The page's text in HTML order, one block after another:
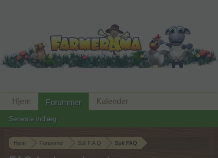
Hjem Forummer Spil F.A.Q Spil FAQ
Hjem Forummer
Seneste indlæg
Kalender